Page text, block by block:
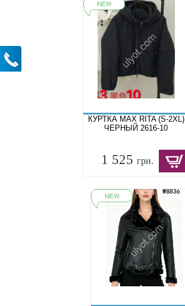
КУРТКА MAX RITA (S-2XL)
ЧЕРНЫЙ 2616-10
1 525грн.